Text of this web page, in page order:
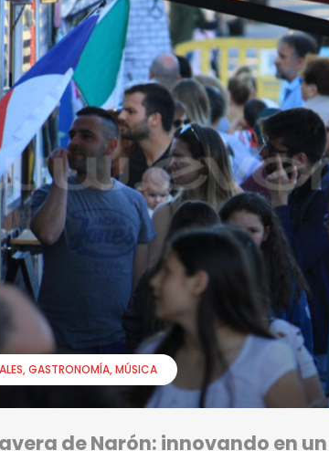
GASTRONOMÍA MÚSICA
de Narón: innovando en